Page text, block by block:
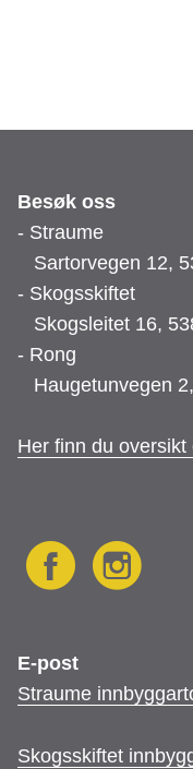
Besøk oss
- Straume
Sartorvegen 12,
- Skogsskiftet
Skogsleitet 16,
- Rong
Haugetunvegen
Her finn du
F
a
n
E-post
Straume
Skogsskiftet